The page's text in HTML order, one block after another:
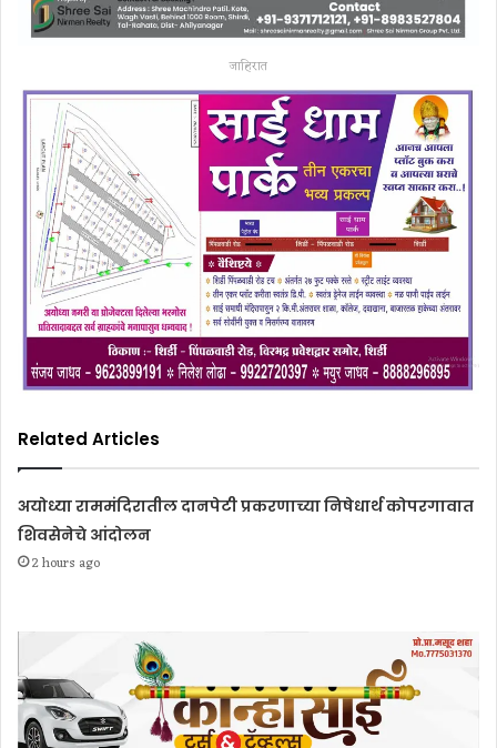
जाहिरात
Related Articles
अयोध्या राममंदिरातील दानपेटी प्रकरणाच्या निषेधार्थ कोपरगावात
शिवसेनेचे आंदोलन
2 hours ago